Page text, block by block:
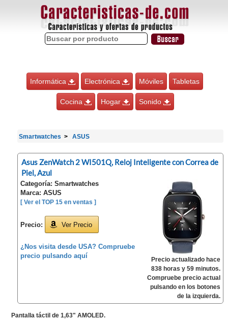
Informática Electrónica Móviles Tabletas
Cocina Hogar Sonido
Smartwatches ASUS
Asus ZenWatch 2 WI501Q, Reloj Inteligente con Correa de
Piel, Azul
Categoría: Smartwatches
Marca: ASUS
[ Ver el TOP 15 en ventas ]
Precio: Ver Precio
¿Nos visita desde USA? Compruebe
precio pulsando aquí
Precio actualizado hace
838 horas y 59 minutos.
Compruebe precio actual
pulsando en los botones
de la izquierda.
Pantalla táctil de 1,63" AMOLED.